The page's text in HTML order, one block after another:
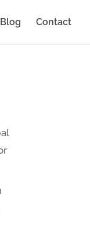
Blog Contact